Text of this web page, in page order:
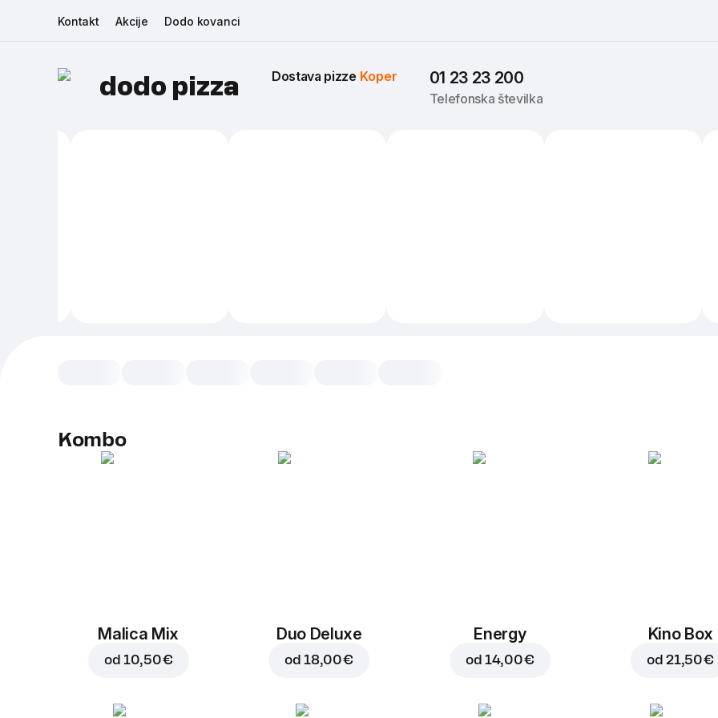
Kontakt Akcije Dodo kovanci
dodo pizza Dostava pizze Koper 01 23 23 200
Telefonska številka
Dodaj na pizzo
Kombo
Malica Mix
od 10,50 €
Duo Deluxe
od18,00 €
Energy
od 14,00 €
Kino Box
od21,50 €